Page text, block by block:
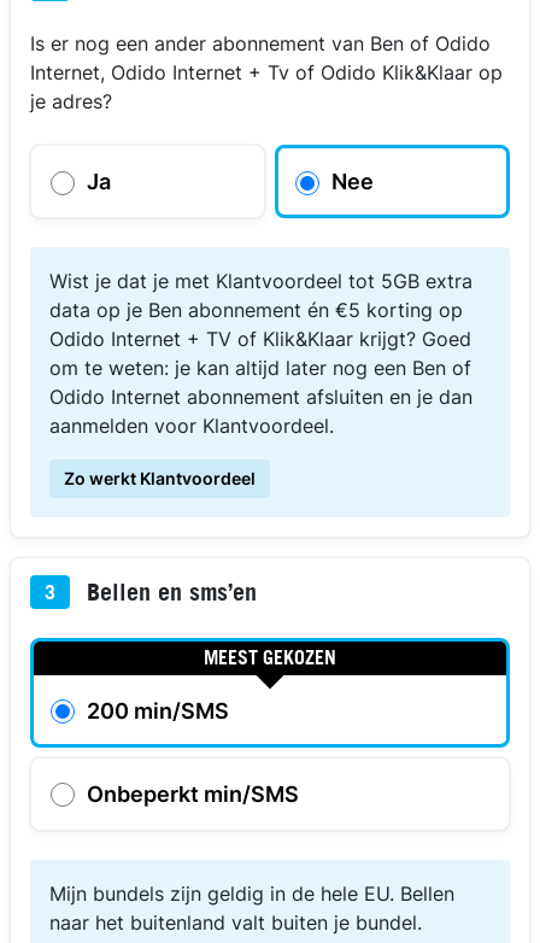
Is er nog een ander abonnement van Ben of Odido
Internet, Odido Internet + Tv of Odido Klik&Klaar op
je adres?
Ja Nee
Wist je dat je met Klantvoordeel tot 5GB extra
data op je Ben abonnement én €5 korting op
Odido Internet + TV of Klik&Klaar krijgt? Goed
om te weten: je kan altijd later nog een Ben of
Odido Internet abonnement afsluiten en je dan
aanmelden voor Klantvoordeel.
Zo werkt Klantvoordeel
3 Bellen en sms’en
MEEST GEKOZEN
200 min/SMS
Onbeperkt min/SMS
Mijn bundels zijn geldig in de hele EU. Bellen
naar het buitenland valt buiten je bundel.